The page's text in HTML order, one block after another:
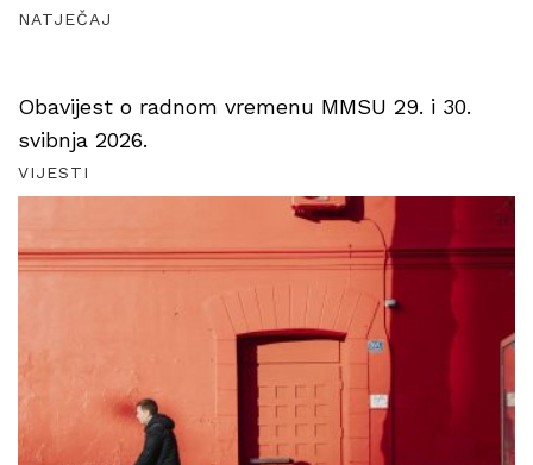
NATJEČAJ
Obavijest o radnom vremenu MMSU 29. i 30.
svibnja 2026.
VIJESTI